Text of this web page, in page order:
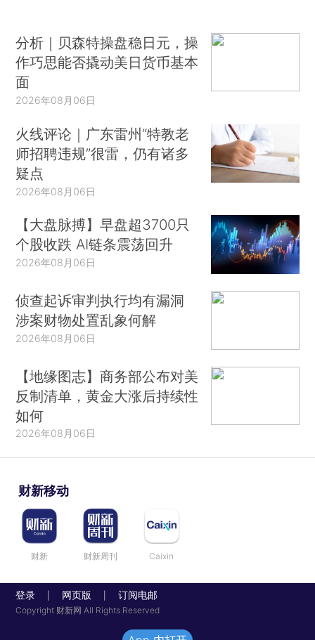
分析｜贝森特操盘稳日元，操
作巧思能否撬动美日货币基本
面
2026年08月06日
火线评论｜广东雷州“特教老
师招聘违规”很雷，仍有诸多
疑点
2026年08月06日
【大盘脉搏】早盘超3700只
个股收跌 AI链条震荡回升
2026年08月06日
侦查起诉审判执行均有漏洞
涉案财物处置乱象何解
2026年08月06日
【地缘图志】商务部公布对美
反制清单，黄金大涨后持续性
如何
2026年08月06日
财新移动
财新 财新周刊 Caixin
登录 网页版 订阅电邮
Copyright 财新网 All Rights Reserved